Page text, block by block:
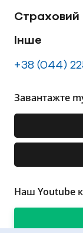
Страховий
Інше
+38 (044)
Завантажте
Наш Youtube